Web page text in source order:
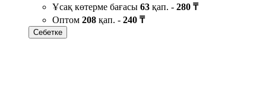
Ұсақ көтерме бағасы 63 қап. - 280 ₸
Оптом 208 қап. - 240 ₸
Себетке